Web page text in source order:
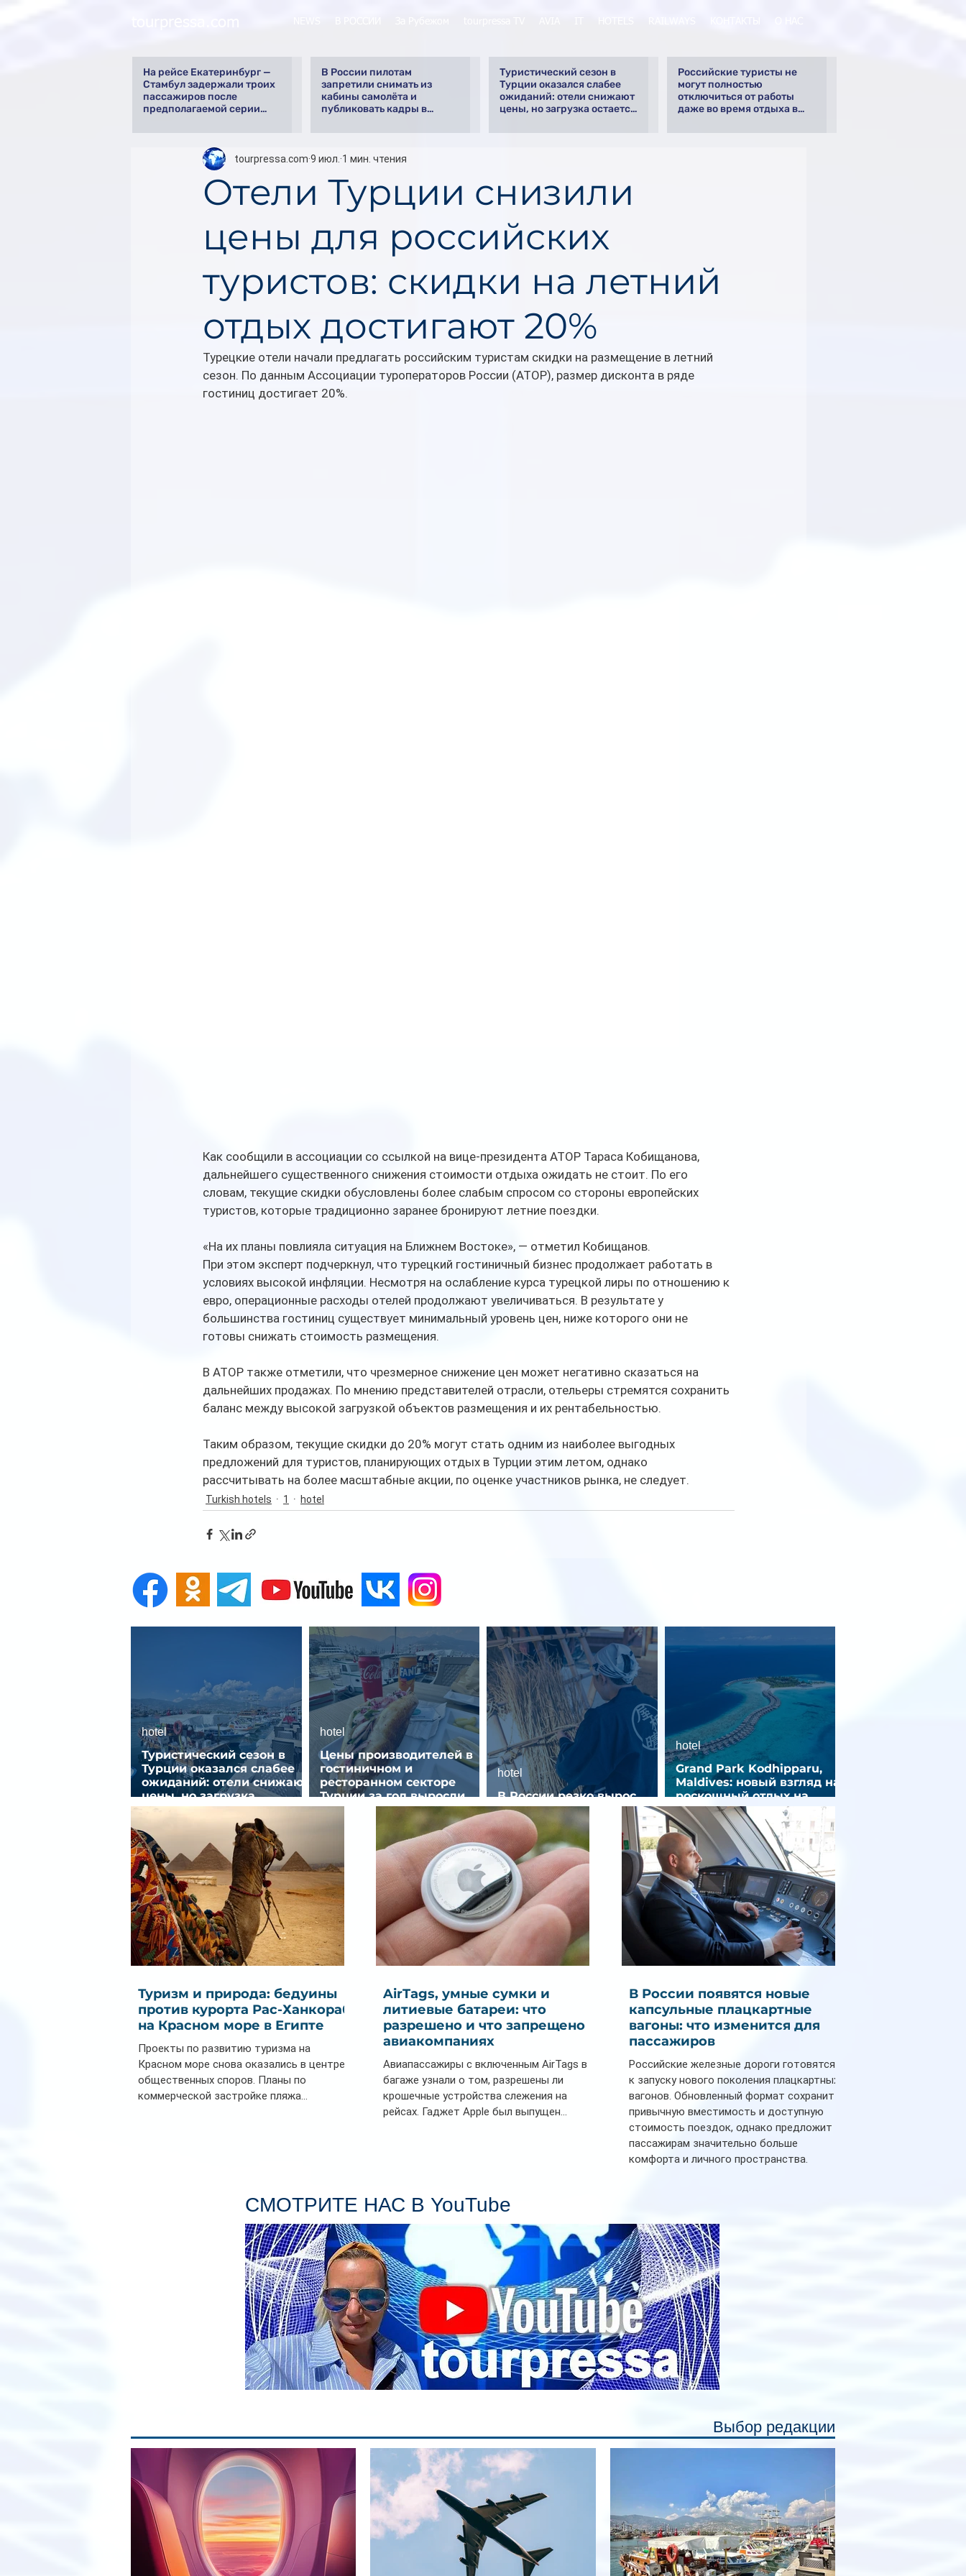
На рейсе Екатеринбург —
Стамбул задержали троих
пассажиров после
предполагаемой серии
В России пилотам
запретили снимать из
кабины самолёта и
публиковать кадры в
Туристический сезон в
Турции оказался слабее
ожиданий: отели снижают
цены, но загрузка остается
Российские туристы не
могут полностью
отключиться от работы
даже во время отдыха в
Отели Турции снизили
цены для российских
туристов: скидки на летний
отдых достигают 20%
tourpressa.com 9 июл. 1 мин. чтения
Турецкие отели начали предлагать российским туристам скидки на размещение в летний
сезон. По данным Ассоциации туроператоров России (АТОР), размер дисконта в ряде
гостиниц достигает 20%.
Как сообщили в ассоциации со ссылкой на вице-президента АТОР Тараса Кобищанова,
дальнейшего существенного снижения стоимости отдыха ожидать не стоит. По его
словам, текущие скидки обусловлены более слабым спросом со стороны европейских
туристов, которые традиционно заранее бронируют летние поездки.
«На их планы повлияла ситуация на Ближнем Востоке», — отметил Кобищанов.
При этом эксперт подчеркнул, что турецкий гостиничный бизнес продолжает работать в
условиях высокой инфляции. Несмотря на ослабление курса турецкой лиры по отношению к
евро, операционные расходы отелей продолжают увеличиваться. В результате у
большинства гостиниц существует минимальный уровень цен, ниже которого они не
готовы снижать стоимость размещения.
В АТОР также отметили, что чрезмерное снижение цен может негативно сказаться на
дальнейших продажах. По мнению представителей отрасли, отельеры стремятся сохранить
баланс между высокой загрузкой объектов размещения и их рентабельностью.
Таким образом, текущие скидки до 20% могут стать одним из наиболее выгодных
предложений для туристов, планирующих отдых в Турции этим летом, однако
рассчитывать на более масштабные акции, по оценке участников рынка, не следует.
Turkish hotels 1 hotel
Туристический сезон в
Турции оказался слабее
ожиданий: отели снижают
цены, но загрузка
остается низкой
hotel
Цены производителей в
гостиничном и
ресторанном секторе
Турции за год выросли
почти на 32%
hotel
В России резко вырос
спрос на отели без звезд
hotel
Grand Park Kodhipparu,
Maldives: новый взгляд на
роскошный отдых на
Мальдивах
hotel
Туризм и природа: бедуины
против курорта Рас-Ханкораб
на Красном море в Египте
Проекты по развитию туризма на
Красном море снова оказались в центре
общественных споров. Планы по
коммерческой застройке пляжа...
AirTags, умные сумки и
литиевые батареи: что
разрешено и что запрещено в
авиакомпаниях
Авиапассажиры с включенным AirTags в
багаже узнали о том, разрешены ли
крошечные устройства слежения на
рейсах. Гаджет Apple был выпущен...
В России появятся новые
капсульные плацкартные
вагоны: что изменится для
пассажиров
Российские железные дороги готовятся
к запуску нового поколения плацкартных
вагонов. Обновленный формат сохранит
привычную вместимость и доступную
стоимость поездок, однако предложит
пассажирам значительно больше
комфорта и личного пространства.
индивидуальные шторки у каждого
спального места. Они позволят
пассажирам закрыть свою полку во
время сна или отдыха, создав ощуще
СМОТРИТЕ НАС В YouTube
Выбор редакции